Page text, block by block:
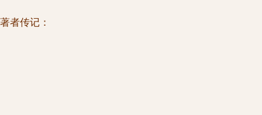
著者传记：